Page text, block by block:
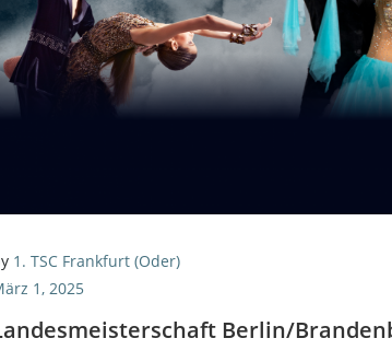
1. TSC Frankfurt (Oder)
1, 2025
Berlin/